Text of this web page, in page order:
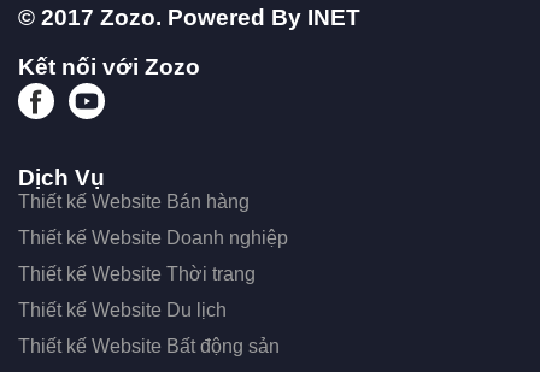
© 2017 Zozo. Powered By INET
Kết nối với Zozo
Dịch Vụ
Thiết kế Website Bán hàng
Thiết kế Website Doanh nghiệp
Thiết kế Website Thời trang
Thiết kế Website Du lịch
Thiết kế Website Bất động sản